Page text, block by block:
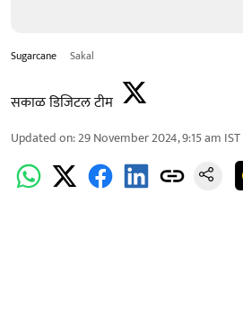
Sugarcane Sakal
सकाळ डिजिटल टीम
Updated on:29 November 2024, 9:15 am IST